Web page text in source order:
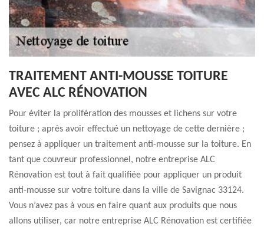
TRAITEMENT ANTI-MOUSSE TOITURE
AVEC ALC RÉNOVATION
Pour éviter la prolifération des mousses et lichens sur votre
toiture ; après avoir effectué un nettoyage de cette dernière ;
pensez à appliquer un traitement anti-mousse sur la toiture. En
tant que couvreur professionnel, notre entreprise ALC
Rénovation est tout à fait qualifiée pour appliquer un produit
anti-mousse sur votre toiture dans la ville de Savignac 33124.
Vous n’avez pas à vous en faire quant aux produits que nous
allons utiliser, car notre entreprise ALC Rénovation est certifiée